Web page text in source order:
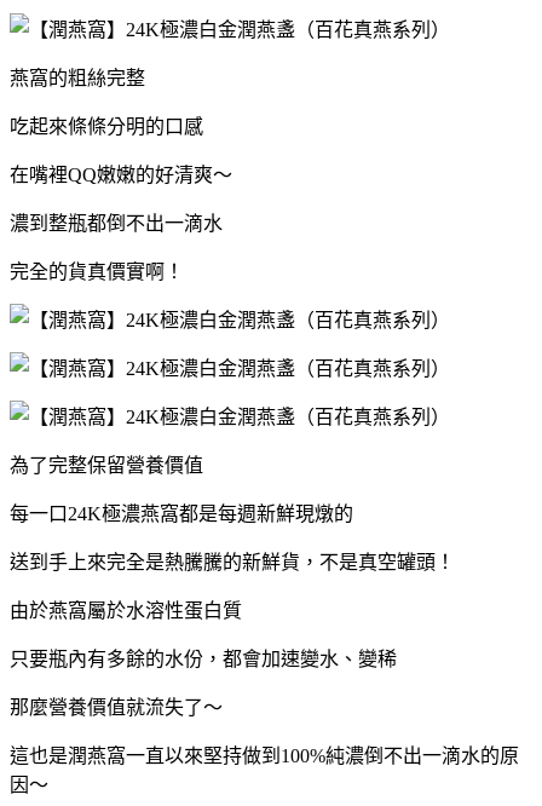
燕窩的粗絲完整
吃起來條條分明的口感
在嘴裡QQ嫩嫩的好清爽～
濃到整瓶都倒不出一滴水
完全的貨真價實啊！
為了完整保留營養價值
每一口24K極濃燕窩都是每週新鮮現燉的
送到手上來完全是熱騰騰的新鮮貨，不是真空罐頭！
由於燕窩屬於水溶性蛋白質
只要瓶內有多餘的水份，都會加速變水、變稀
那麼營養價值就流失了～
這也是潤燕窩一直以來堅持做到100%純濃倒不出一滴水的原
因～